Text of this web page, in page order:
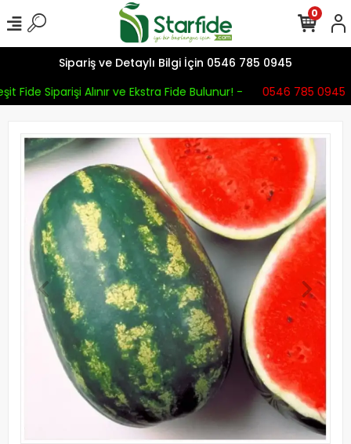
Sipariş ve Detaylı Bilgi İçin 0546 785 0945
Fide Siparişi Alınır ve Ekstra Fide Bulunur! -
0546 785 0945
0